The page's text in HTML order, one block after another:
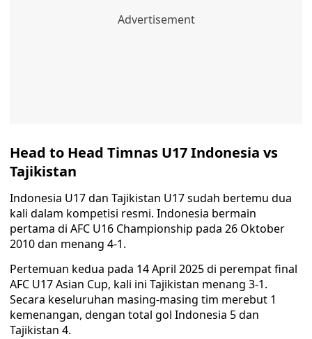
Head to Head Timnas U17 Indonesia vs
Tajikistan
Indonesia U17 dan Tajikistan U17 sudah bertemu dua
kali dalam kompetisi resmi. Indonesia bermain
pertama di AFC U16 Championship pada 26 Oktober
2010 dan menang 4-1.
Pertemuan kedua pada 14 April 2025 di perempat final
AFC U17 Asian Cup, kali ini Tajikistan menang 3-1.
Secara keseluruhan masing-masing tim merebut 1
kemenangan, dengan total gol Indonesia 5 dan
Tajikistan 4.